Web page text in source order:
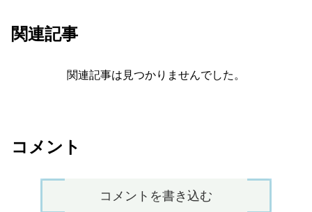
関連記事
関連記事は見つかりませんでした。
コメント
コメントを書き込む